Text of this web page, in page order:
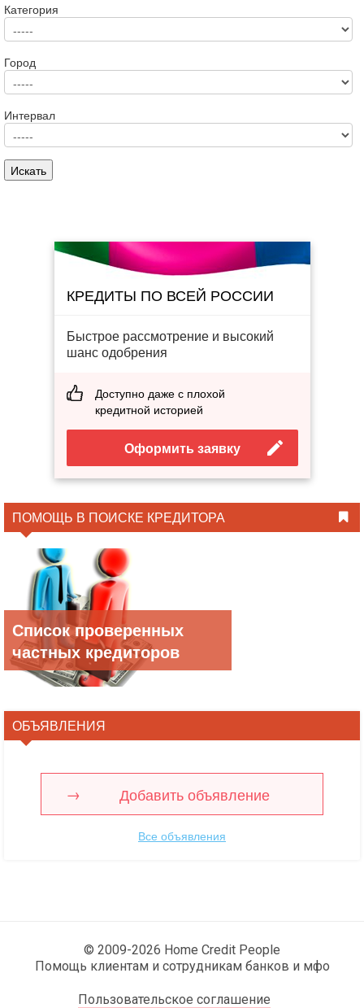
Категория
Город
Интервал
КРЕДИТЫ ПО ВСЕЙ РОССИИ
Быстрое рассмотрение и высокий
шанс одобрения
Доступно даже с плохой
кредитной историей
Оформить заявку
ПОМОЩЬ В ПОИСКЕ КРЕДИТОРА
Список проверенных
частных кредиторов
ОБЪЯВЛЕНИЯ
Добавить объявление
Все объявления
© 2009-2026 Home Credit People
Помощь клиентам и сотрудникам банков и мфо
Пользовательское соглашение